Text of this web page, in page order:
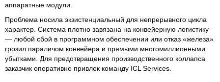
аппаратные модули.
Проблема носила экзистенциальный для непрерывного цикла
характер. Система плотно завязана на конвейерную логистику
— любой сбой в программном обеспечении или отказ «железа»
грозил параличом конвейера и прямыми многомиллионными
убытками. Для предотвращения производственного коллапса
заказчик оперативно привлек команду ICL Services.